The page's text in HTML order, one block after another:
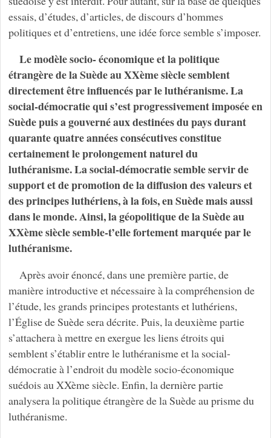
essais, d’études, d’articles, de discours d’hommes
politiques et d’entretiens, une idée force semble s’imposer.
Le modèle socio- économique et la politique
étrangère de la Suède au XXème siècle semblent
directement être influencés par le luthéranisme. La
social-démocratie qui s’est progressivement imposée en
Suède puis a gouverné aux destinées du pays durant
quarante quatre années consécutives constitue
certainement le prolongement naturel du
luthéranisme. La social-démocratie semble servir de
support et de promotion de la diffusion des valeurs et
des principes luthériens, à la fois, en Suède mais aussi
dans le monde. Ainsi, la géopolitique de la Suède au
XXème siècle semble-t’elle fortement marquée par le
luthéranisme.
Après avoir énoncé, dans une première partie, de
manière introductive et nécessaire à la compréhension de
l’étude, les grands principes protestants et luthériens,
l’Église de Suède sera décrite. Puis, la deuxième partie
s’attachera à mettre en exergue les liens étroits qui
semblent s’établir entre le luthéranisme et la social-
démocratie à l’endroit du modèle socio-économique
suédois au XXème siècle. Enfin, la dernière partie
analysera la politique étrangère de la Suède au prisme du
luthéranisme.